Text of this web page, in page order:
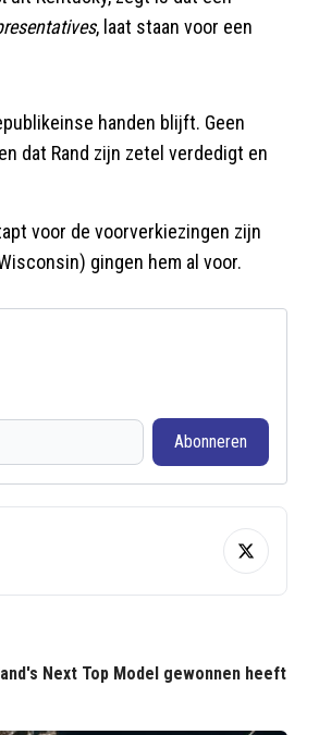
, laat staan voor een
handen blijft. Geen
dat Rand zijn zetel verdedigt en
voor de voorverkiezingen zijn
gingen hem al voor.
Abonneren
Next Top Model gewonnen heeft